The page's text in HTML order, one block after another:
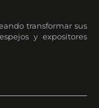
transformar sus
y expositores